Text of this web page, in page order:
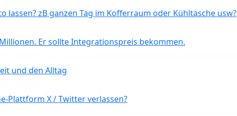
lassen? zB ganzen Tag im Kofferraum oder Kühltasche usw?
Er sollte Integrationspreis bekommen.
und den Alltag
Plattform X / Twitter verlassen?